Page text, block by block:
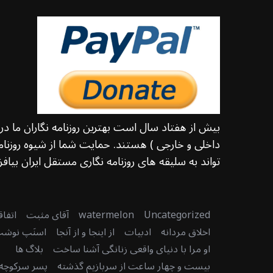
بیش از هفتاد سال است بهترین روزنامه نگاران
داخلی و خارجی ) هستند. حمایت شما از شیوه
تواند به سلیقه های روزنامه نگاری مستقل ایران
Uncategorized
watermelon آقای مثبت
اخلاق مردانه ادبیات از اینجا و از آنجا اسنَپ
او مرا با دنیای واقعی زنانگی آشنا ساخت بلاگ ها
بیست و چهار ساعت از سربازیم گذشته پسر